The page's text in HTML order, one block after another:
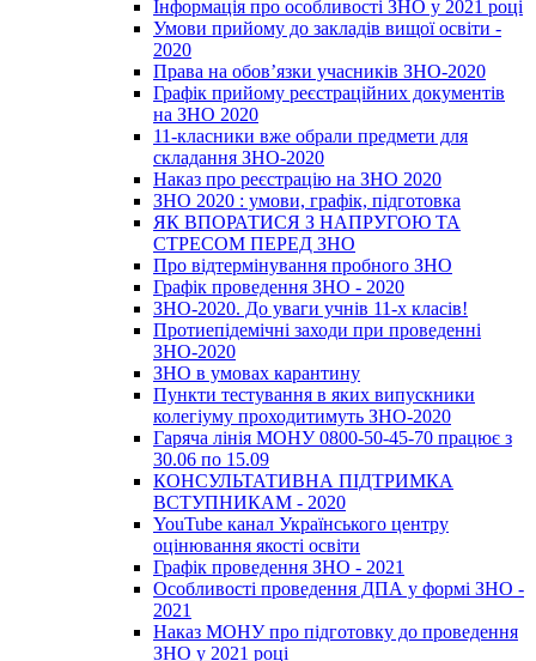
Інформація про особливості ЗНО у 2021 році
Умови прийому до закладів вищої освіти -
2020
Права на обов’язки учасників ЗНО-2020
Графік прийому реєстраційних документів
на ЗНО 2020
11-класники вже обрали предмети для
складання ЗНО-2020
Наказ про реєстрацію на ЗНО 2020
ЗНО 2020 : умови, графік, підготовка
ЯК ВПОРАТИСЯ З НАПРУГОЮ ТА
СТРЕСОМ ПЕРЕД ЗНО
Про відтермінування пробного ЗНО
Графік проведення ЗНО - 2020
ЗНО-2020. До уваги учнів 11-х класів!
Протиепідемічні заходи при проведенні
ЗНО-2020
ЗНО в умовах карантину
Пункти тестування в яких випускники
колегіуму проходитимуть ЗНО-2020
Гаряча лінія МОНУ 0800-50-45-70 працює з
30.06 по 15.09
КОНСУЛЬТАТИВНА ПІДТРИМКА
ВСТУПНИКАМ - 2020
YouTube канал Українського центру
оцінювання якості освіти
Графік проведення ЗНО - 2021
Особливості проведення ДПА у формі ЗНО -
2021
Наказ МОНУ про підготовку до проведення
ЗНО у 2021 році